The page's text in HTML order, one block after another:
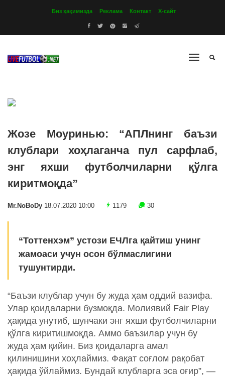
Биз ҳақимизда Реклама Контакт Х-сайт
Жозе Моуринью: “АПЛнинг баъзи
клублари хоҳлаганча пул сарфлаб,
энг яхши футболчиларни қўлга
киритмоқда”
Mr.NoBoDy 18.07.2020 10:00 1179 30
“Тоттенхэм” устози ЕЧЛга қайтиш унинг
жамоаси учун осон бўлмаслигини
тушунтирди.
“Баъзи клублар учун бу жуда ҳам оддий вазифа.
Улар қоидаларни бузмоқда. Молиявий Fair Play
ҳақида унутиб, шунчаки энг яхши футболчиларни
қўлга киритишмоқда. Аммо баъзилар учун бу
жуда ҳам қийин. Биз қоидаларга амал
қилинишини хоҳлаймиз. Фақат соғлом рақобат
ҳақида ўйлаймиз. Бундай клубларга эса оғир”, —